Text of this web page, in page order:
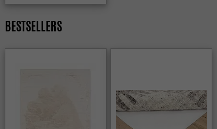
værdsætter dem netop for deres praktiske egenskaber i
Er kludetæpper et godt valg til familiehjem?
BESTSELLERS